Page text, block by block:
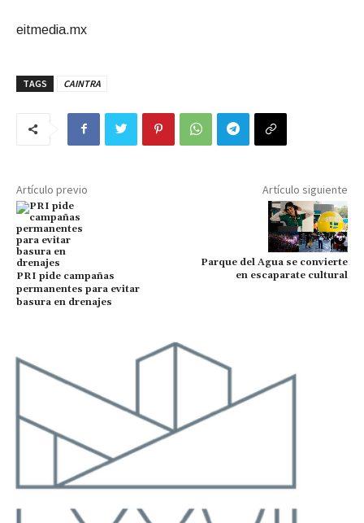
eitmedia.mx
TAGS CAINTRA
Artículo previo
PRI pide campañas
permanentes para evitar
basura en drenajes
Artículo siguiente
Parque del Agua se convierte
en escaparate cultural